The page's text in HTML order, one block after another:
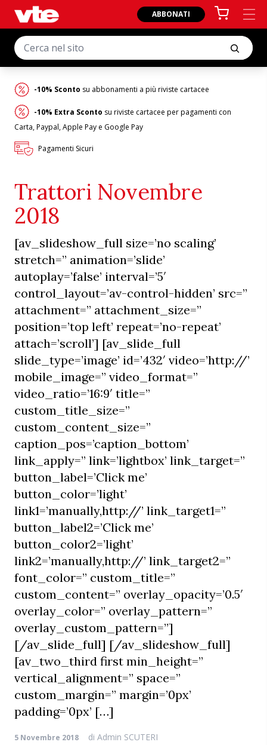
ABBONATI
-10% Sconto su abbonamenti a più riviste cartacee
-10% Extra Sconto su riviste cartacee per pagamenti con
Carta, Paypal, Apple Pay e Google Pay
Pagamenti Sicuri
Trattori Novembre
2018
[av_slideshow_full size=’no scaling’
stretch=” animation=’slide’
autoplay=’false’ interval=’5′
control_layout=’av-control-hidden’ src=”
attachment=” attachment_size=”
position=’top left’ repeat=’no-repeat’
attach=’scroll’] [av_slide_full
slide_type=’image’ id=’432′ video=’http://’
mobile_image=” video_format=”
video_ratio=’16:9′ title=”
custom_title_size=”
custom_content_size=”
caption_pos=’caption_bottom’
link_apply=” link=’lightbox’ link_target=”
button_label=’Click me’
button_color=’light’
link1=’manually,http://’ link_target1=”
button_label2=’Click me’
button_color2=’light’
link2=’manually,http://’ link_target2=”
font_color=” custom_title=”
custom_content=” overlay_opacity=’0.5′
overlay_color=” overlay_pattern=”
overlay_custom_pattern=”]
[/av_slide_full] [/av_slideshow_full]
[av_two_third first min_height=”
vertical_alignment=” space=”
custom_margin=” margin=’0px’
padding=’0px’ […]
5 Novembre 2018 di Admin SCUTERI